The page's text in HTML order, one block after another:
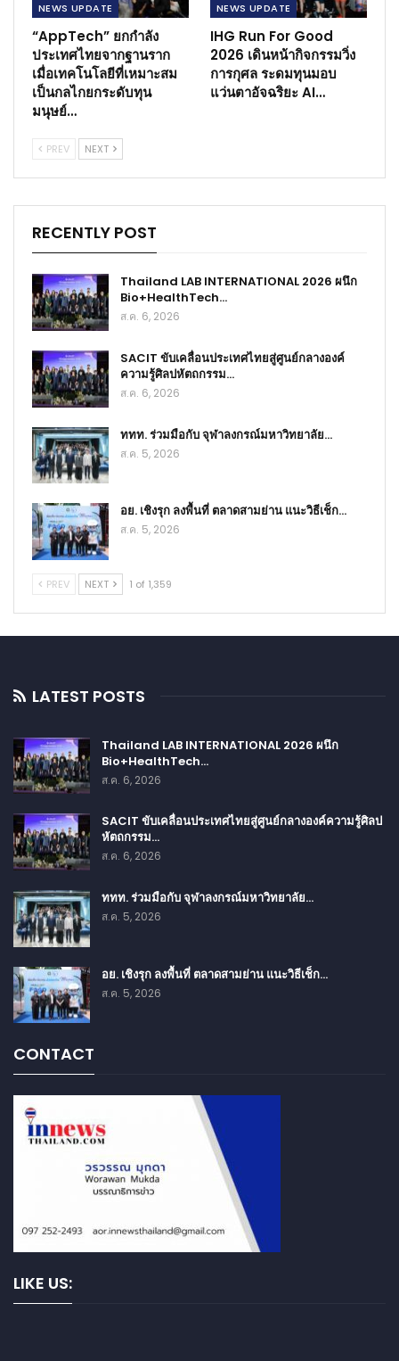
NEWS​ UPDATE
“AppTech” ยกกำลัง
ประเทศไทยจากฐานราก
เมื่อเทคโนโลยีที่เหมาะสม
เป็นกลไกยกระดับทุน
มนุษย์…
NEWS​ UPDATE
IHG Run For Good
2026 เดินหน้ากิจกรรมวิ่ง
การกุศล ระดมทุนมอบ
แว่นตาอัจฉริยะ AI…
PREV NEXT
RECENTLY POST
Thailand LAB INTERNATIONAL 2026 ผนึก
Bio+HealthTech…
ส.ค. 6, 2026
SACIT ขับเคลื่อนประเทศไทยสู่ศูนย์กลางองค์
ความรู้ศิลปหัตถกรรม…
ส.ค. 6, 2026
ททท. ร่วมมือกับ จุฬาลงกรณ์มหาวิทยาลัย…
ส.ค. 5, 2026
อย. เชิงรุก ลงพื้นที่ ตลาดสามย่าน แนะวิธีเช็ก…
ส.ค. 5, 2026
PREV NEXT 1 of 1,359
LATEST POSTS
Thailand LAB INTERNATIONAL 2026 ผนึก
Bio+HealthTech…
ส.ค. 6, 2026
SACIT ขับเคลื่อนประเทศไทยสู่ศูนย์กลางองค์ความรู้ศิลป
หัตถกรรม…
ส.ค. 6, 2026
ททท. ร่วมมือกับ จุฬาลงกรณ์มหาวิทยาลัย…
ส.ค. 5, 2026
อย. เชิงรุก ลงพื้นที่ ตลาดสามย่าน แนะวิธีเช็ก…
ส.ค. 5, 2026
CONTACT
LIKE US: